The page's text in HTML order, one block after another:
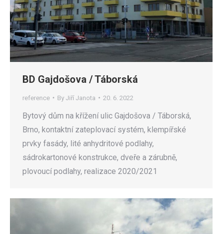
BD Gajdošova / Táborská
reference By Jiří Janota 20. 6. 2022
Bytový dům na křížení ulic Gajdošova / Táborská,
Brno, kontaktní zateplovací systém, klempířské
prvky fasády, lité anhydritové podlahy,
sádrokartonové konstrukce, dveře a zárubně,
plovoucí podlahy, realizace 2020/2021